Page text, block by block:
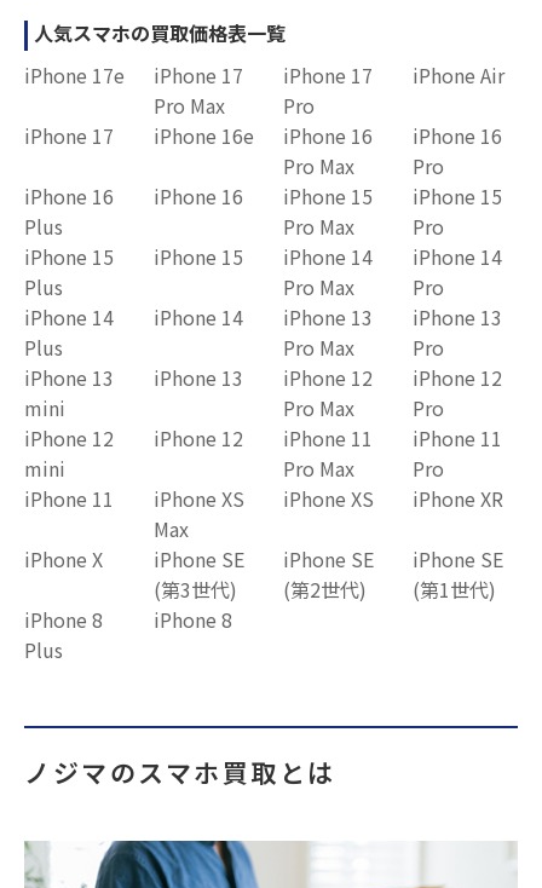
人気スマホの買取価格表一覧
iPhone 17e
iPhone 17
Pro Max
iPhone 17
Pro
iPhone Air
iPhone 17 iPhone 16e
iPhone 16
Pro Max
iPhone 16
Pro
iPhone 16
Plus
iPhone 16
iPhone 15
Pro Max
iPhone 15
Pro
iPhone 15
Plus
iPhone 15
iPhone 14
Pro Max
iPhone 14
Pro
iPhone 14
Plus
iPhone 14
iPhone 13
Pro Max
iPhone 13
Pro
iPhone 13
mini
iPhone 13
iPhone 12
Pro Max
iPhone 12
Pro
iPhone 12
mini
iPhone 12
iPhone 11
Pro Max
iPhone 11
Pro
iPhone 11
iPhone XS
Max
iPhone XS iPhone XR
iPhone X
iPhone SE
(第3世代)
iPhone SE
(第2世代)
iPhone SE
(第1世代)
iPhone 8
Plus
iPhone 8
ノジマのスマホ買取とは